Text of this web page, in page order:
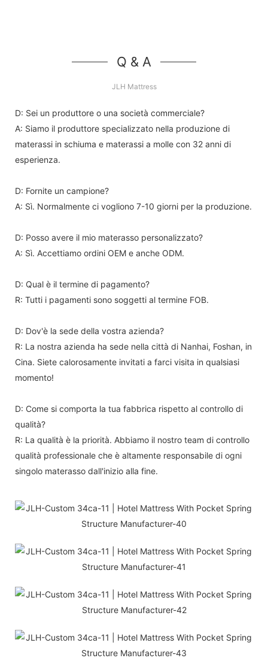
Q & A
JLH Mattress
D: Sei un produttore o una società commerciale?
A: Siamo il produttore specializzato nella produzione di
materassi in schiuma e materassi a molle con 32 anni di
esperienza.
D: Fornite un campione?
A: Sì. Normalmente ci vogliono 7-10 giorni per la produzione.
D: Posso avere il mio materasso personalizzato?
A: Sì. Accettiamo ordini OEM e anche ODM.
D: Qual è il termine di pagamento?
R: Tutti i pagamenti sono soggetti al termine FOB.
D: Dov'è la sede della vostra azienda?
R: La nostra azienda ha sede nella città di Nanhai, Foshan, in
Cina. Siete calorosamente invitati a farci visita in qualsiasi
momento!
D: Come si comporta la tua fabbrica rispetto al controllo di
qualità?
R: La qualità è la priorità. Abbiamo il nostro team di controllo
qualità professionale che è altamente responsabile di ogni
singolo materasso dall'inizio alla fine.